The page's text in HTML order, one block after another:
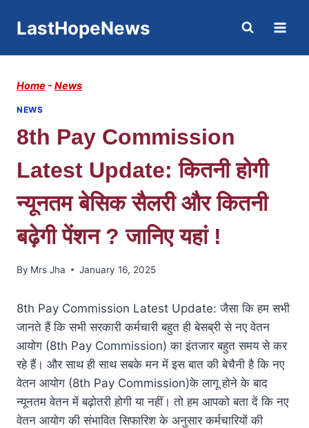
LastHopeNews
Home - News
NEWS
8th Pay Commission
Latest Update: कितनी होगी
न्यूनतम बेसिक सैलरी और कितनी
बढ़ेगी पेंशन ? जानिए यहां !
By Mrs Jha January 16, 2025
8th Pay Commission Latest Update: जैसा कि हम सभी
जानते हैं कि सभी सरकारी कर्मचारी बहुत ही बेसब्री से नए वेतन
आयोग (8th Pay Commission) का इंतजार बहुत समय से कर
रहे हैं। और साथ ही साथ सबके मन में इस बात की बेचैनी है कि नए
वेतन आयोग (8th Pay Commission)के लागू होने के बाद
न्यूनतम वेतन में बढ़ोतरी होगी या नहीं। तो हम आपको बता दें कि नए
वेतन आयोग की संभावित सिफारिश के अनुसार कर्मचारियों की